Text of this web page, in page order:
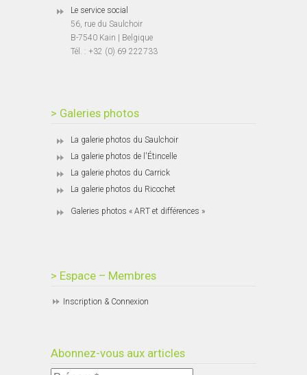
Le service social
56, rue du Saulchoir
B-7540 Kain | Belgique
Tél. : +32 (0) 69 222733
> Galeries photos
La galerie photos du Saulchoir
La galerie photos de l'Étincelle
La galerie photos du Carrick
La galerie photos du Ricochet
Galeries photos « ART et différences »
> Espace – Membres
Inscription & Connexion
Abonnez-vous aux articles